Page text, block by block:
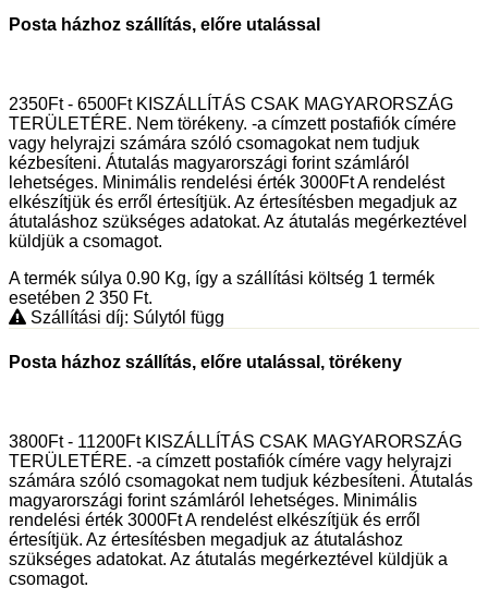
Posta házhoz szállítás, előre utalással
2350Ft - 6500Ft KISZÁLLÍTÁS CSAK MAGYARORSZÁG
TERÜLETÉRE. Nem törékeny. -a címzett postafiók címére
vagy helyrajzi számára szóló csomagokat nem tudjuk
kézbesíteni. Átutalás magyarországi forint számláról
lehetséges. Minimális rendelési érték 3000Ft A rendelést
elkészítjük és erről értesítjük. Az értesítésben megadjuk az
átutaláshoz szükséges adatokat. Az átutalás megérkeztével
küldjük a csomagot.
A termék súlya 0.90 Kg, így a szállítási költség 1 termék
esetében 2 350 Ft.
Szállítási díj: Súlytól függ
Posta házhoz szállítás, előre utalással, törékeny
3800Ft - 11200Ft KISZÁLLÍTÁS CSAK MAGYARORSZÁG
TERÜLETÉRE. -a címzett postafiók címére vagy helyrajzi
számára szóló csomagokat nem tudjuk kézbesíteni. Átutalás
magyarországi forint számláról lehetséges. Minimális
rendelési érték 3000Ft A rendelést elkészítjük és erről
értesítjük. Az értesítésben megadjuk az átutaláshoz
szükséges adatokat. Az átutalás megérkeztével küldjük a
csomagot.